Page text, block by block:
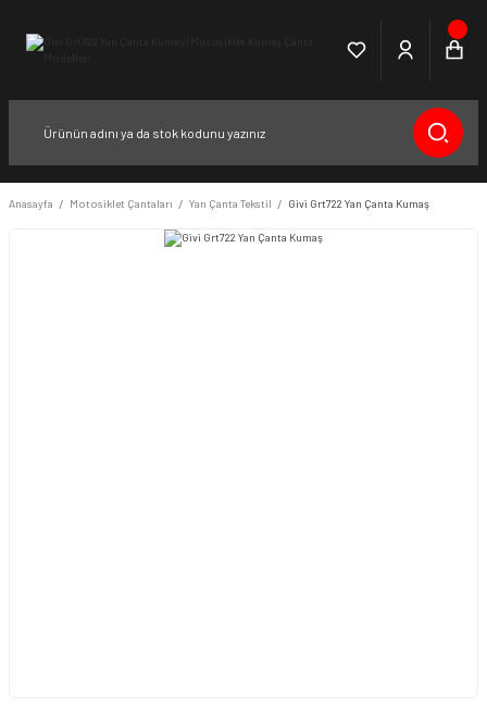
Anasayfa Motosiklet Çantaları Yan Çanta Tekstil Givi Grt722 Yan Çanta Kumaş